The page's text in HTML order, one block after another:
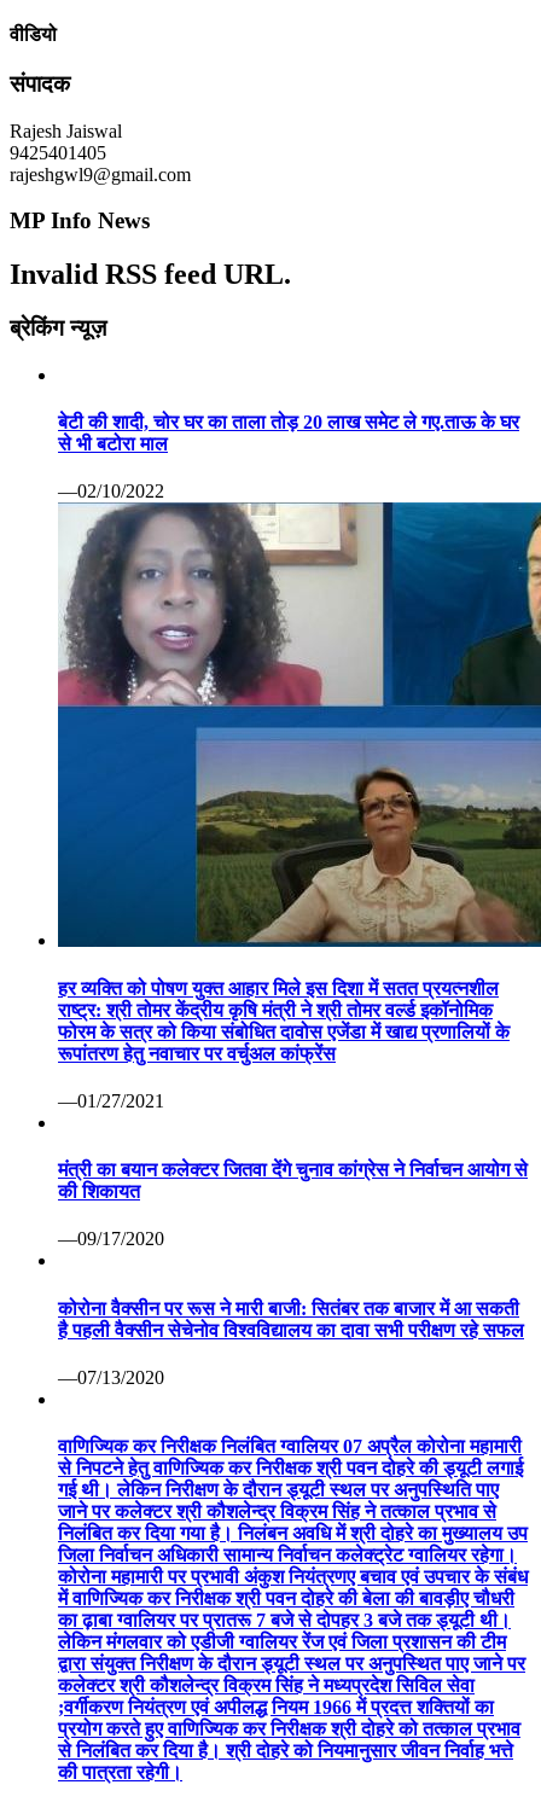
वीडियो
संपादक
Rajesh Jaiswal
9425401405
rajeshgwl9@gmail.com
MP Info News
Invalid RSS feed URL.
ब्रेकिंग न्यूज़
बेटी की शादी, चोर घर का ताला तोड़ 20 लाख समेट ले गए.ताऊ के घर
से भी बटोरा माल
—02/10/2022
हर व्यक्ति को पोषण युक्त आहार मिले इस दिशा में सतत प्रयत्नशील
राष्ट्र: श्री तोमर केंद्रीय कृषि मंत्री ने श्री तोमर वर्ल्ड इकॉनोमिक
फोरम के सत्र को किया संबोधित दावोस एजेंडा में खाद्य प्रणालियों के
रूपांतरण हेतु नवाचार पर वर्चुअल कांफ्रेंस
—01/27/2021
मंत्री का बयान कलेक्टर जितवा देंगे चुनाव कांग्रेस ने निर्वाचन आयोग से
की शिकायत
—09/17/2020
कोरोना वैक्सीन पर रूस ने मारी बाजी: सितंबर तक बाजार में आ सकती
है पहली वैक्सीन सेचेनोव विश्वविद्यालय का दावा सभी परीक्षण रहे सफल
—07/13/2020
वाणिज्यिक कर निरीक्षक निलंबित ग्वालियर 07 अप्रैल कोरोना महामारी
से निपटने हेतु वाणिज्यिक कर निरीक्षक श्री पवन दोहरे की ड्यूटी लगाई
गई थी। लेकिन निरीक्षण के दौरान ड्यूटी स्थल पर अनुपस्थिति पाए
जाने पर कलेक्टर श्री कौशलेन्द्र विक्रम सिंह ने तत्काल प्रभाव से
निलंबित कर दिया गया है। निलंबन अवधि में श्री दोहरे का मुख्यालय उप
जिला निर्वाचन अधिकारी सामान्य निर्वाचन कलेक्ट्रेट ग्वालियर रहेगा।
कोरोना महामारी पर प्रभावी अंकुश नियंत्रणए बचाव एवं उपचार के संबंध
में वाणिज्यिक कर निरीक्षक श्री पवन दोहरे की बेला की बावड़ीए चौधरी
का ढ़ाबा ग्वालियर पर प्रातरू 7 बजे से दोपहर 3 बजे तक ड्यूटी थी।
लेकिन मंगलवार को एडीजी ग्वालियर रेंज एवं जिला प्रशासन की टीम
द्वारा संयुक्त निरीक्षण के दौरान ड्यूटी स्थल पर अनुपस्थित पाए जाने पर
कलेक्टर श्री कौशलेन्द्र विक्रम सिंह ने मध्यप्रदेश सिविल सेवा
;वर्गीकरण नियंत्रण एवं अपीलद्ध नियम 1966 में प्रदत्त शक्तियों का
प्रयोग करते हुए वाणिज्यिक कर निरीक्षक श्री दोहरे को तत्काल प्रभाव
से निलंबित कर दिया है। श्री दोहरे को नियमानुसार जीवन निर्वाह भत्ते
की पात्रता रहेगी।